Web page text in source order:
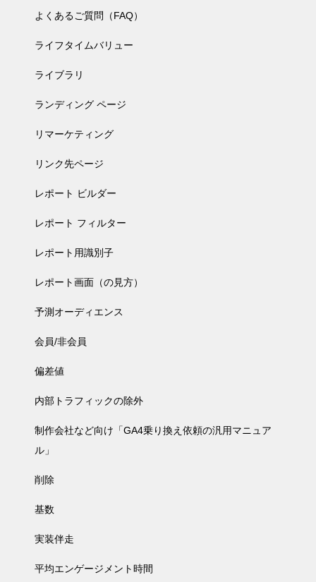
よくあるご質問（FAQ）
ライフタイムバリュー
ライブラリ
ランディング ページ
リマーケティング
リンク先ページ
レポート ビルダー
レポート フィルター
レポート用識別子
レポート画面（の見方）
予測オーディエンス
会員/非会員
偏差値
内部トラフィックの除外
制作会社など向け「GA4乗り換え依頼の汎用マニュア
ル」
削除
基数
実装伴走
平均エンゲージメント時間